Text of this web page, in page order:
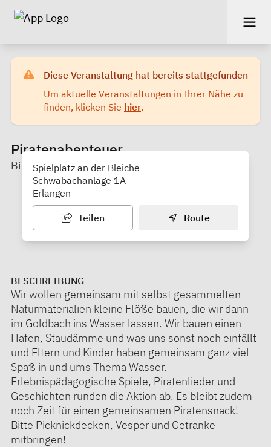
Diese Veranstaltung hat bereits stattgefunden
Um aktuelle Veranstaltungen in Ihrer Nähe zu
finden, klicken Sie hier.
Piratenabenteuer
BildungEvangelisch Erlangen
Spielplatz an der Bleiche
Schwabachanlage 1A
Erlangen
Teilen Route
BESCHREIBUNG
Wir wollen gemeinsam mit selbst gesammelten
Naturmaterialien kleine Flöße bauen, die wir dann
im Goldbach ins Wasser lassen. Wir bauen einen
Hafen, Staudämme und was uns sonst noch einfällt
und Eltern und Kinder haben gemeinsam ganz viel
Spaß in und ums Thema Wasser.
Erlebnispädagogische Spiele, Piratenlieder und
Geschichten runden die Aktion ab. Es bleibt zudem
noch Zeit für einen gemeinsamen Piratensnack!
Bitte Picknickdecken, Vesper und Getränke
mitbringen!